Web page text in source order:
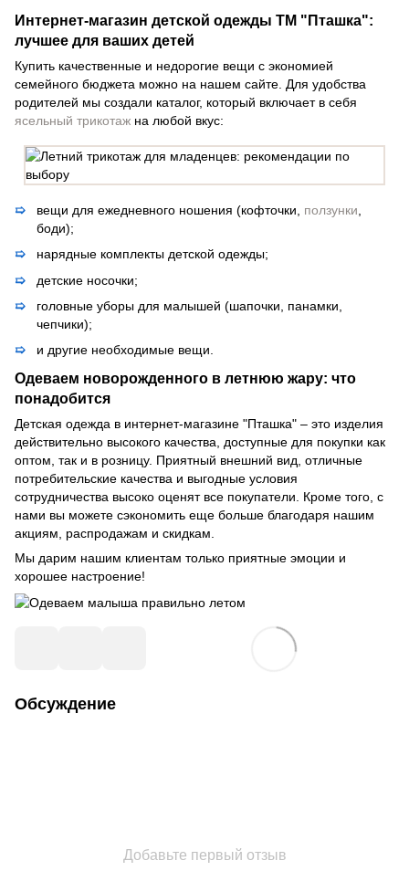
Интернет-магазин детской одежды ТМ "Пташка":
лучшее для ваших детей
Купить качественные и недорогие вещи с экономией
семейного бюджета можно на нашем сайте. Для удобства
родителей мы создали каталог, который включает в себя
ясельный трикотаж на любой вкус:
вещи для ежедневного ношения (кофточки, ползунки
боди);
нарядные комплекты детской одежды;
детские носочки;
головные уборы для малышей (шапочки, панамки,
чепчики);
и другие необходимые вещи.
Одеваем новорожденного в летнюю жару: что
понадобится
Детская одежда в интернет-магазине "Пташка" – это изделия
действительно высокого качества, доступные для покупки как
оптом, так и в розницу. Приятный внешний вид, отличные
потребительские качества и выгодные условия
сотрудничества высоко оценят все покупатели. Кроме того, с
нами вы можете сэкономить еще больше благодаря нашим
акциям, распродажам и скидкам.
Мы дарим нашим клиентам только приятные эмоции и
хорошее настроение!
Обсуждение
Добавьте первый отзыв